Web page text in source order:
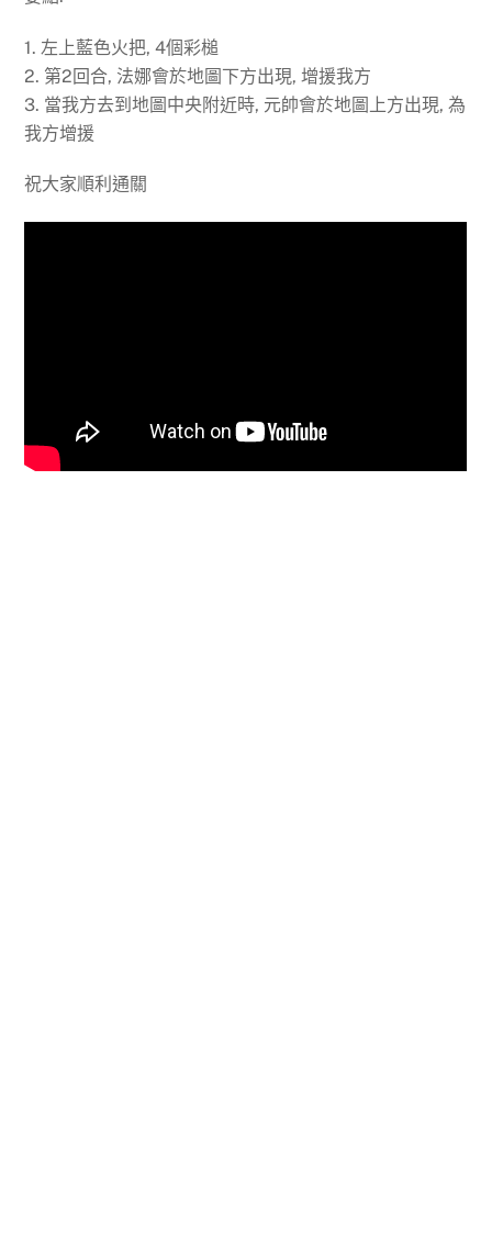
1. 左上藍色火把, 4個彩槌
2. 第2回合, 法娜會於地圖下方出現, 增援我方
3. 當我方去到地圖中央附近時, 元帥會於地圖上方出現, 為
我方增援
祝大家順利通關